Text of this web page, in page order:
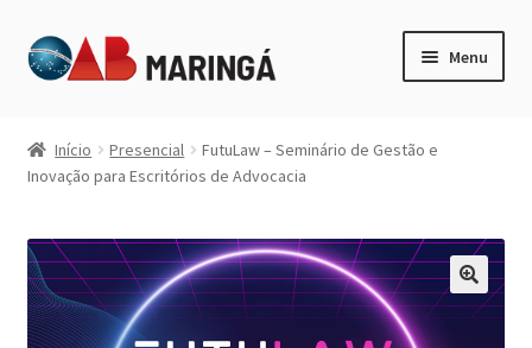
Pular
para
Pular
para
Menu
Minha Conta
Início Presencial
FutuLaw – Seminário de Gestão e
Inovação para Escritórios de Advocacia